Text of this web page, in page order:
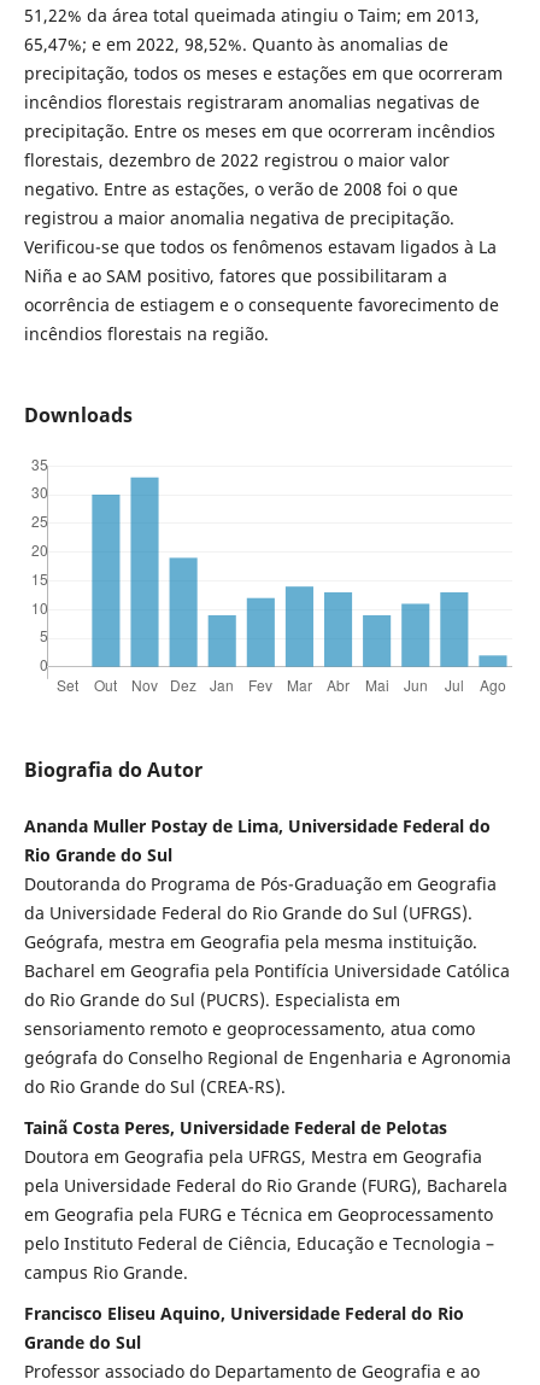
51,22% da área total queimada atingiu o Taim; em 2013,
65,47%; e em 2022, 98,52%. Quanto às anomalias de
precipitação, todos os meses e estações em que ocorreram
incêndios florestais registraram anomalias negativas de
precipitação. Entre os meses em que ocorreram incêndios
florestais, dezembro de 2022 registrou o maior valor
negativo. Entre as estações, o verão de 2008 foi o que
registrou a maior anomalia negativa de precipitação.
Verificou-se que todos os fenômenos estavam ligados à La
Niña e ao SAM positivo, fatores que possibilitaram a
ocorrência de estiagem e o consequente favorecimento de
incêndios florestais na região.
Downloads
Biografia do Autor
Ananda Muller Postay de Lima, Universidade Federal do
Rio Grande do Sul
Doutoranda do Programa de Pós-Graduação em Geografia
da Universidade Federal do Rio Grande do Sul (UFRGS).
Geógrafa, mestra em Geografia pela mesma instituição.
Bacharel em Geografia pela Pontifícia Universidade Católica
do Rio Grande do Sul (PUCRS). Especialista em
sensoriamento remoto e geoprocessamento, atua como
geógrafa do Conselho Regional de Engenharia e Agronomia
do Rio Grande do Sul (CREA-RS).
Tainã Costa Peres, Universidade Federal de Pelotas
Doutora em Geografia pela UFRGS, Mestra em Geografia
pela Universidade Federal do Rio Grande (FURG), Bacharela
em Geografia pela FURG e Técnica em Geoprocessamento
pelo Instituto Federal de Ciência, Educação e Tecnologia –
campus Rio Grande.
Francisco Eliseu Aquino, Universidade Federal do Rio
Grande do Sul
Professor associado do Departamento de Geografia e ao